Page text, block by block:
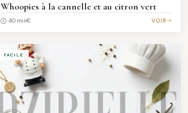
Whoopies à la cannelle et au citron vert
40 min€ VOIR
FACILE